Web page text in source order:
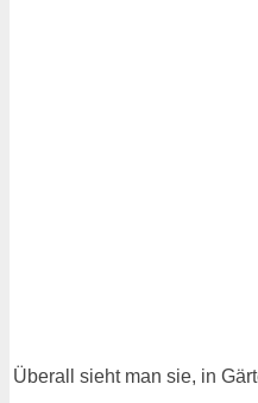
Überall sieht man sie, in